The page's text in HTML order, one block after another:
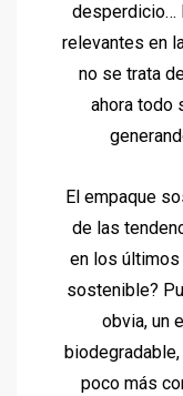
desperdicio…
relevantes en
no se trata
ahora todo
El empaque
de las
en los últimos
sostenible?
obvia, un
poco más